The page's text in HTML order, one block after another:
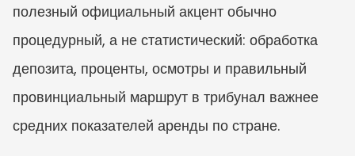
полезный официальный акцент обычно
процедурный, а не статистический: обработка
депозита, проценты, осмотры и правильный
провинциальный маршрут в трибунал важнее
средних показателей аренды по стране.